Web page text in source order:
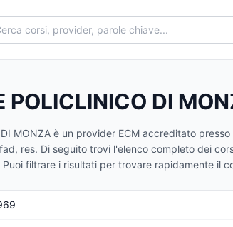
ECM
POLICLINICO DI
MONZA è un provider ECM accreditato
res. Di seguito trovi l'elenco completo dei
filtrare i risultati per trovare rapidamente il